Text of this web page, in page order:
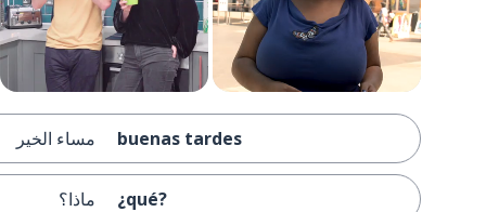
buenas tardes مساء الخير
¿qué? ماذا؟